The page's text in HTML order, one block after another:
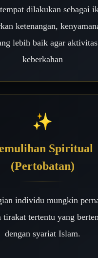
dilakukan sebagai
ketenangan,
lebih baik agar
keberkahan
✨
Spiritual
(Pertobatan)
individu mungkin
tirakat tertentu yang
dengan syariat Islam.